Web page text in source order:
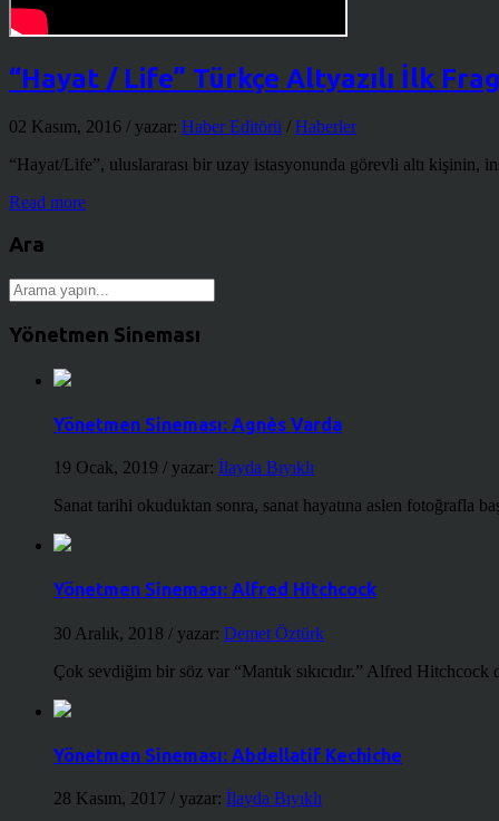
“Hayat / Life” Türkçe Altyazılı İlk
02 Kasım, 2016 / yazar: Haber Editörü / Haberler
“Hayat/Life”, uluslararası bir uzay istasyonunda görevli altı kişinin,
Read more
Ara
Yönetmen Sineması
Yönetmen Sineması: Agnès Varda
19 Ocak, 2019 / yazar: İlayda Bıyıklı
Sanat tarihi okuduktan sonra, sanat hayatına aslen fotoğrafla
Yönetmen Sineması: Alfred Hitchcock
30 Aralık, 2018 / yazar: Demet Öztürk
Çok sevdiğim bir söz var “Mantık sıkıcıdır.” Alfred
Yönetmen Sineması: Abdellatif Kechiche
28 Kasım, 2017 / yazar: İlayda Bıyıklı